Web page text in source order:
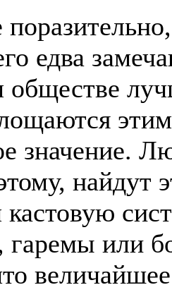
едва
обществе
значение.
гаремы или